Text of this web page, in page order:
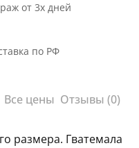
от 3х дней
по РФ
Все цены Отзывы (0)
размера. Гватемала